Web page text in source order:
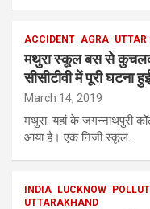
ACCIDENT AGRA UTTAR
मथुरा स्कूल बस से
सीसीटीवी में पूरी घटना
March 14, 2019
मथुरा. यहां के जगन्नाथपुरी
आया है। एक निजी स्कूल…
INDIA LUCKNOW
UTTARAKHAND